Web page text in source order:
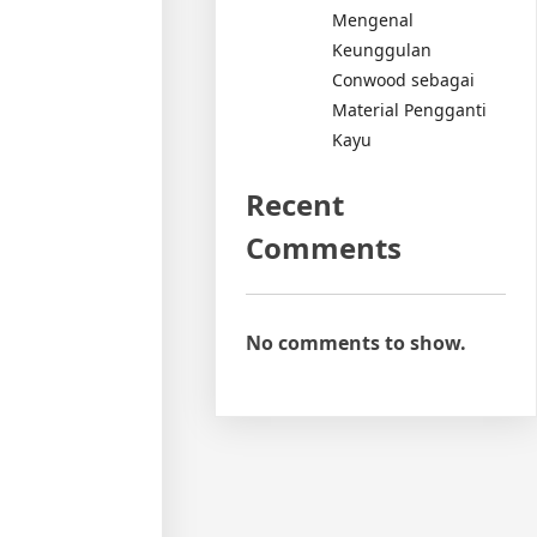
Mengenal
Keunggulan
Conwood sebagai
Material Pengganti
Kayu
Recent
Comments
No comments to show.